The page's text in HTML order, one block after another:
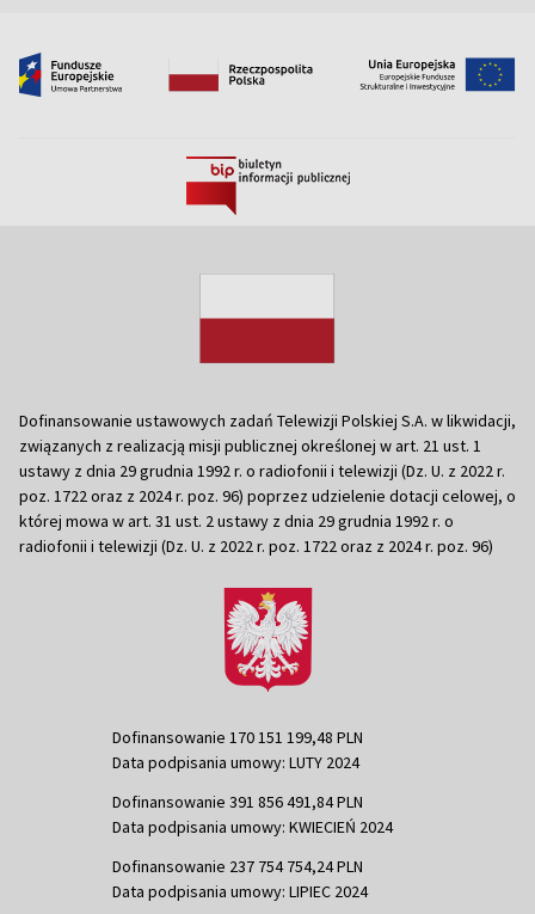
Dofinansowanie ustawowych zadań Telewizji Polskiej S.A. w likwidacji,
związanych z realizacją misji publicznej określonej w art. 21 ust. 1
ustawy z dnia 29 grudnia 1992 r. o radiofonii i telewizji (Dz. U. z 2022 r.
poz. 1722 oraz z 2024 r. poz. 96) poprzez udzielenie dotacji celowej, o
której mowa w art. 31 ust. 2 ustawy z dnia 29 grudnia 1992 r. o
radiofonii i telewizji (Dz. U. z 2022 r. poz. 1722 oraz z 2024 r. poz. 96)
Dofinansowanie 170 151 199,48 PLN
Data podpisania umowy: LUTY 2024
Dofinansowanie 391 856 491,84 PLN
Data podpisania umowy: KWIECIEŃ 2024
Dofinansowanie 237 754 754,24 PLN
Data podpisania umowy: LIPIEC 2024